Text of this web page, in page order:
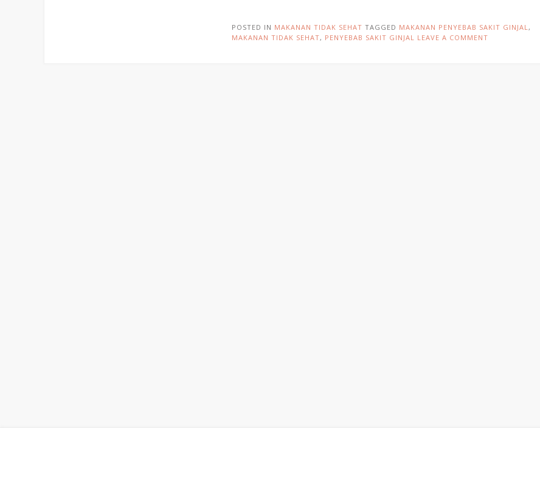
POSTED IN MAKANAN TIDAK SEHAT TAGGED MAKANAN PENYEBAB SAKIT GINJAL ,
MAKANAN TIDAK SEHAT, PENYEBAB SAKIT GINJAL LEAVE A COMMENT